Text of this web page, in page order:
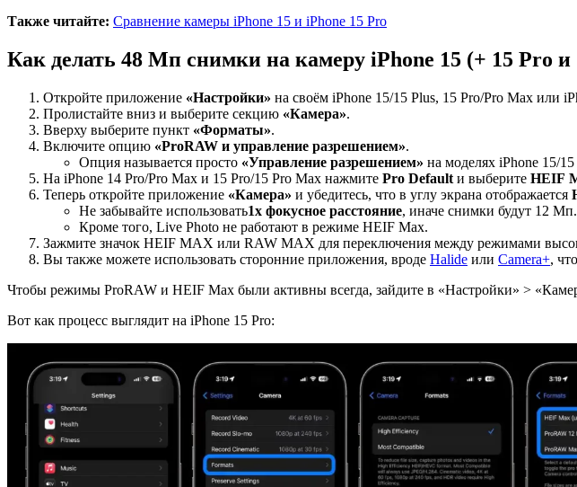
Также читайте: Сравнение камеры iPhone 15 и iPhone 15 Pro
Как делать 48 Мп снимки на камеру iPhone 15 (+ 15 Pro и
Откройте приложение «Настройки» на своём iPhone 15/15 Plus, 15 Pro/Pro Max или
Пролистайте вниз и выберите секцию «Камера».
Вверху выберите пункт «Форматы».
Включите опцию «ProRAW и управление разрешением».
Опция называется просто «Управление разрешением» на моделях iPhone 15/15
На iPhone 14 Pro/Pro Max и 15 Pro/15 Pro Max нажмите Pro Default и выберите HEIF
Теперь откройте приложение «Камера» и убедитесь, что в углу экрана отображается
Не забывайте использовать1x фокусное расстояние, иначе снимки будут 12 Мп.
Кроме того, Live Photo не работают в режиме HEIF Max.
Зажмите значок HEIF MAX или RAW MAX для переключения между режимами
Вы также можете использовать сторонние приложения, вроде Halide или Camera+,
Чтобы режимы ProRAW и HEIF Max были активны всегда, зайдите в «Настройки» >
Вот как процесс выглядит на iPhone 15 Pro: